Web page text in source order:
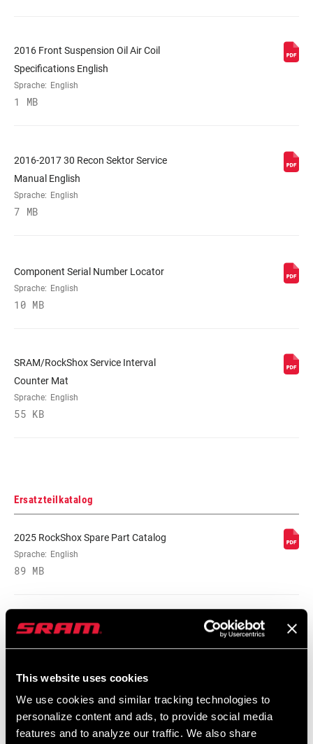
This website uses cookies
We use cookies and similar tracking technologies to
personalize content and ads, to provide social media
features and to analyze our traffic. We also share
MAXIMALE
ROTORGRÖSSE
2016 Front Suspension Oil Air Coil
Specifications English
Sprache: English
1 MB
2016-2017 30 Recon Sektor Service
Manual English
Sprache: English
7 MB
Component Serial Number Locator
Sprache: English
10 MB
SRAM/RockShox Service Interval
Counter Mat
Sprache: English
55 KB
Ersatzteilkatalog
2025 RockShox Spare Part Catalog
Sprache: English
89 MB
2026 RockShox Spare Part Catalog
Kompatibilitätskarte